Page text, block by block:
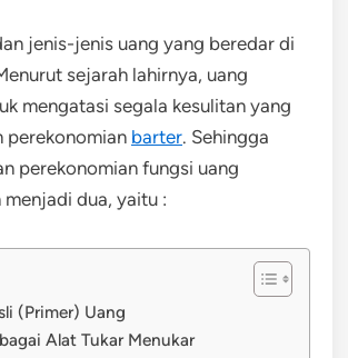
jenis-jenis uang yang beredar di
sejarah lahirnya, uang
mengatasi segala kesulitan yang
perekonomian barter. Sehingga
perekonomian fungsi uang
dua, yaitu :
(Primer) Uang
Alat Tukar Menukar